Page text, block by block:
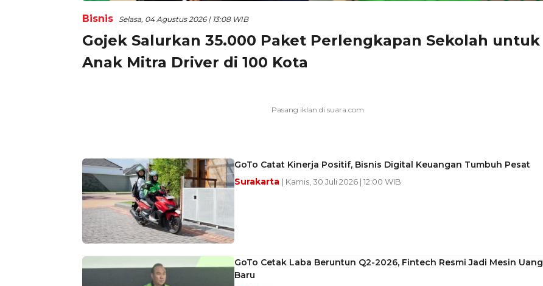
Bisnis Selasa, 04 Agustus 2026 | 13:08 WIB
Gojek Salurkan 35.000 Paket Perlengkapan Sekolah untuk
Anak Mitra Driver di 100 Kota
GoTo Catat Kinerja Positif, Bisnis Digital Keuangan Tumbuh Pesat
Surakarta | Kamis, 30 Juli 2026 | 12:00 WIB
GoTo Cetak Laba Beruntun Q2-2026, Fintech Resmi Jadi Mesin Uang
Baru